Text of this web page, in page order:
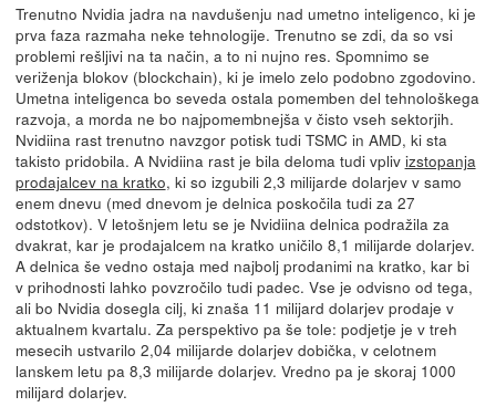
Trenutno Nvidia jadra na navdušenju nad umetno inteligenco, ki je
prva faza razmaha neke tehnologije. Trenutno se zdi, da so vsi
problemi rešljivi na ta način, a to ni nujno res. Spomnimo se
veriženja blokov (blockchain), ki je imelo zelo podobno zgodovino.
Umetna inteligenca bo seveda ostala pomemben del tehnološkega
razvoja, a morda ne bo najpomembnejša v čisto vseh sektorjih.
Nvidiina rast trenutno navzgor potisk tudi TSMC in AMD, ki sta
takisto pridobila. A Nvidiina rast je bila deloma tudi vpliv izstopanja
prodajalcev na kratko, ki so izgubili 2,3 milijarde dolarjev v samo
enem dnevu (med dnevom je delnica poskočila tudi za 27
odstotkov). V letošnjem letu se je Nvidiina delnica podražila za
dvakrat, kar je prodajalcem na kratko uničilo 8,1 milijarde dolarjev.
A delnica še vedno ostaja med najbolj prodanimi na kratko, kar bi
v prihodnosti lahko povzročilo tudi padec. Vse je odvisno od tega,
ali bo Nvidia dosegla cilj, ki znaša 11 milijard dolarjev prodaje v
aktualnem kvartalu. Za perspektivo pa še tole: podjetje je v treh
mesecih ustvarilo 2,04 milijarde dolarjev dobička, v celotnem
lanskem letu pa 8,3 milijarde dolarjev. Vredno pa je skoraj 1000
milijard dolarjev.